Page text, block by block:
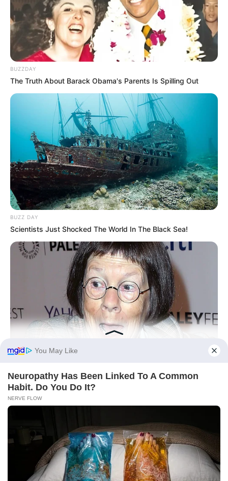
BUZZDAY
The Truth About Barack Obama's Parents Is Spilling Out
BUZZ DAY
Scientists Just Shocked The World In The Black Sea!
You Won't Recognize Linda Hunt Today: Shocking Pics!